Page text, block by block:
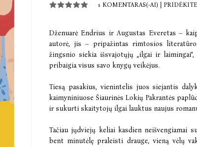
1 KOMENTARAS(-AI)
Dženuarė Endrius ir Augustas Everetas –
autorė, jis – pripažintas rimtosios
žingsnio siekia išsvajotųjų „ilgai ir
pribaigia visus savo knygų veikėjus.
Tiesą pasakius, vienintelis juos siejantis
kaimyniniuose Šiaurinės Lokių Pakrantės
ir sukurti skaitytojų ilgai lauktus naujus
Tačiau jųdviejų keliai kasdien neišvengiamai
bent minutėlę praleisti drauge, vieną vėlų